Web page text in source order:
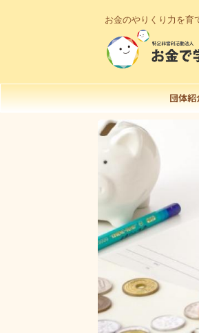
お金のやりくり力を育
団体紹